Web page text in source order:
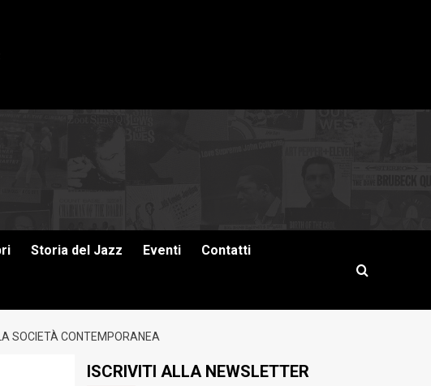
Storia del Jazz Eventi Contatti
SOCIETÀ CONTEMPORANEA
ISCRIVITI ALLA NEWSLETTER